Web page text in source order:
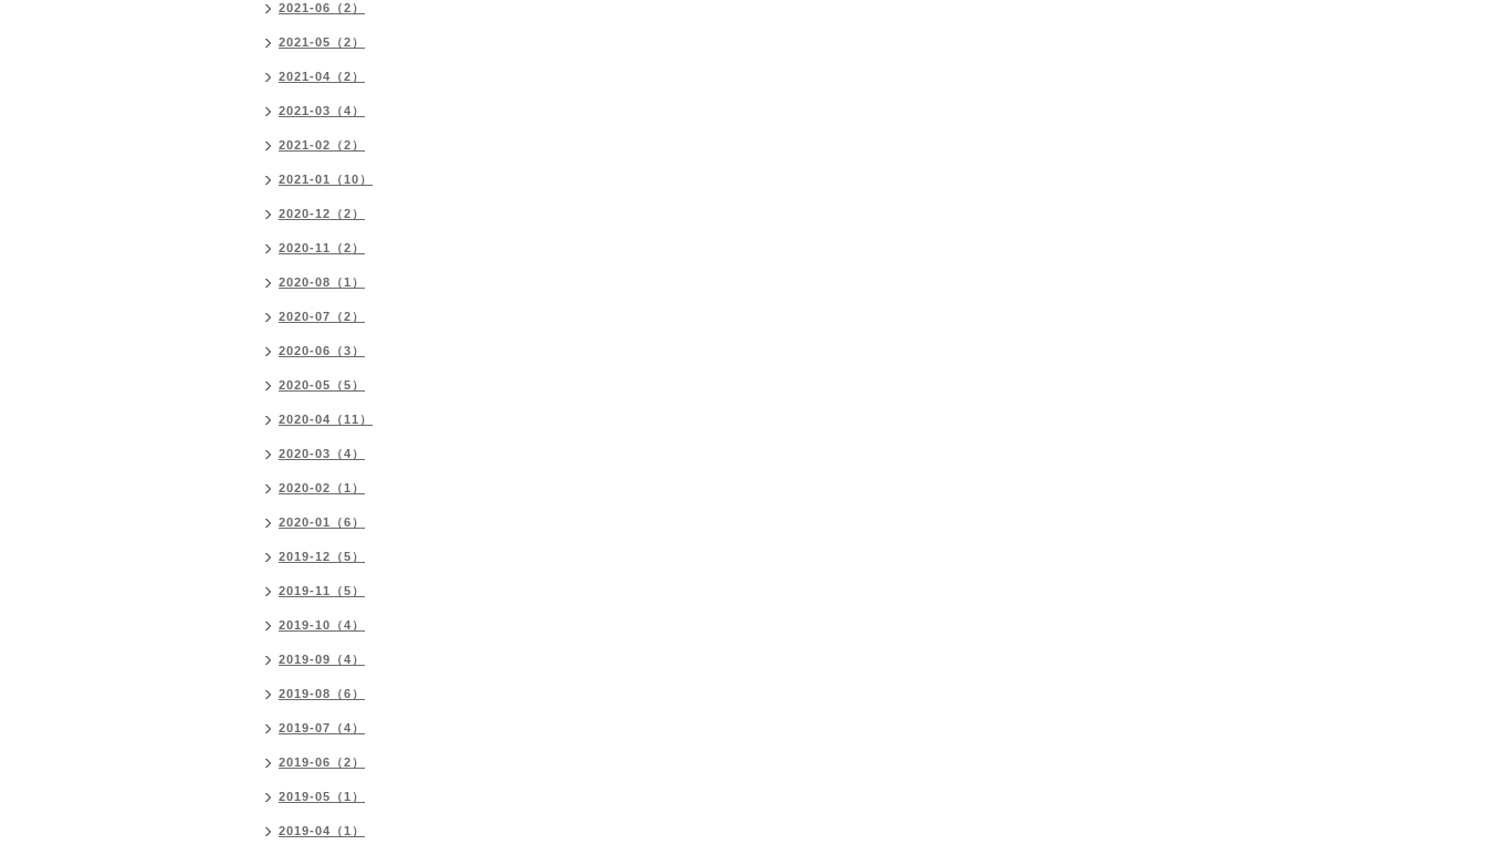
2021-06（2）
2021-05（2）
2021-04（2）
2021-03（4）
2021-02（2）
2021-01（10）
2020-12（2）
2020-11（2）
2020-08（1）
2020-07（2）
2020-06（3）
2020-05（5）
2020-04（11）
2020-03（4）
2020-02（1）
2020-01（6）
2019-12（5）
2019-11（5）
2019-10（4）
2019-09（4）
2019-08（6）
2019-07（4）
2019-06（2）
2019-05（1）
2019-04（1）